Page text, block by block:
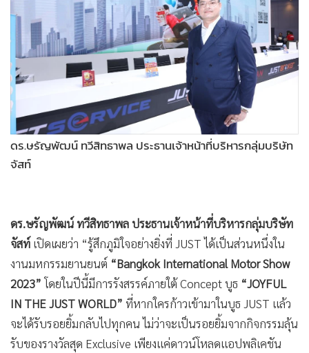
ดร.ษรัญพัฒน์ ทวีสิทธาพล ประธานเจ้าหน้าที่บริหารกลุ่มบริษัท
จัสท์
ดร.ษรัญพัฒน์ ทวีสิทธาพล ประธานเจ้าหน้าที่บริหารกลุ่มบริษัท
จัสท์ เปิดเผยว่า “รู้สึกภูมิใจอย่างยิ่งที่ JUST ได้เป็นส่วนหนึ่งใน
งานมหกรรมยานยนต์ “Bangkok International Motor Show
2023” โดยในปีนี้มีการรังสรรค์ภายใต้ Concept บูธ “JOYFUL
IN THE JUST WORLD” ที่หากใครก้าวเข้ามาในบูธ JUST แล้ว
จะได้รับรอยยิ้มกลับไปทุกคน ไม่ว่าจะเป็นรอยยิ้มจากกิจกรรมลุ้น
รับของรางวัลสุด Exclusive เพียงแค่ดาวน์โหลดแอปพลิเคชัน